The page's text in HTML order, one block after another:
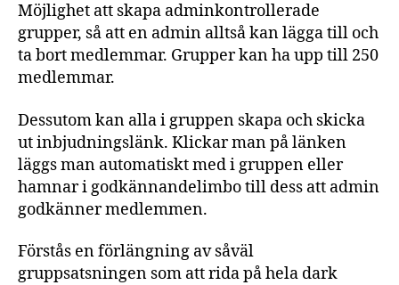
Möjlighet att skapa adminkontrollerade
grupper, så att en admin alltså kan lägga till och
ta bort medlemmar. Grupper kan ha upp till 250
medlemmar.
Dessutom kan alla i gruppen skapa och skicka
ut inbjudningslänk. Klickar man på länken
läggs man automatiskt med i gruppen eller
hamnar i godkännandelimbo till dess att admin
godkänner medlemmen.
Förstås en förlängning av såväl
gruppsatsningen som att rida på hela dark